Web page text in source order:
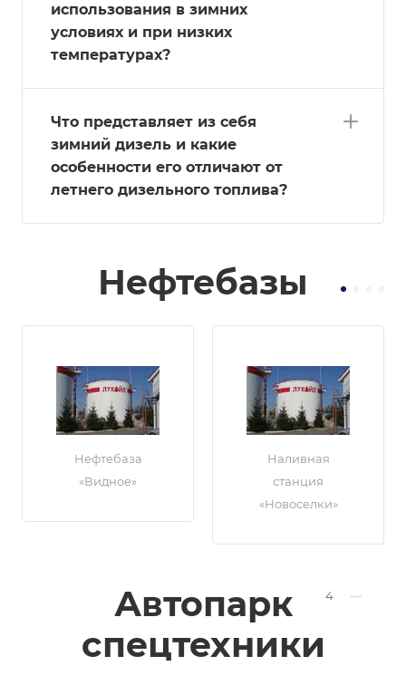
использования в зимних
условиях и при низких
температурах?
Что представляет из себя
зимний дизель и какие
особенности его отличают от
летнего дизельного топлива?
Нефтебазы
Нефтебаза
«Видное»
Наливная
станция
«Новоселки»
Автопарк
спецтехники
4 —